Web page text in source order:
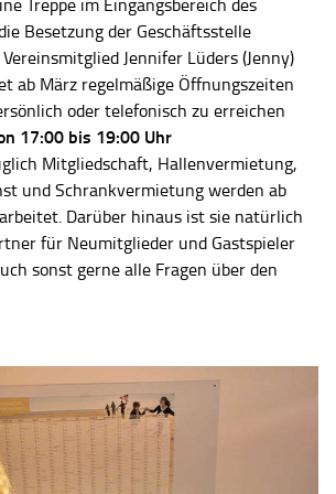
Treppe im Eingangsbereich des
Besetzung der Geschäftsstelle
Jennifer Lüders (Jenny)
ab März regelmäßige Öffnungszeiten
oder telefonisch zu erreichen
17:00 bis 19:00 Uhr
Mitgliedschaft, Hallenvermietung,
und Schrankvermietung werden ab
Darüber hinaus ist sie natürlich
für Neumitglieder und Gastspieler
sonst gerne alle Fragen über den